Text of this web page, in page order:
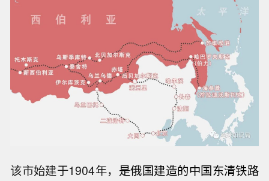
该市始建于1904年， 是俄国建造的中国东清铁路